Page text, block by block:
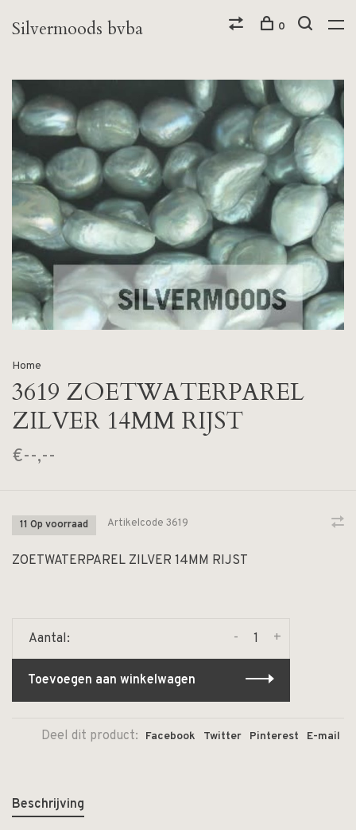
Silvermoods bvba 0
Home
3619 ZOETWATERPAREL
ZILVER 14MM RIJST
€--,--
11 Op voorraad Artikelcode 3619
ZOETWATERPAREL ZILVER 14MM RIJST
Aantal: +
-
Toevoegen aan winkelwagen
Deel dit product: Facebook Twitter Pinterest E-mail
Beschrijving